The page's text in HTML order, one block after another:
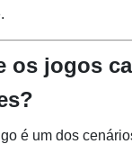
os jogos
é um dos